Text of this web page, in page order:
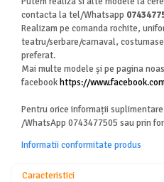
contacta la tel/Whatsapp
Realizam pe comanda rochite,
teatru/serbare/carnaval,
preferat.
Mai multe modele și pe pagina
facebook https://
Pentru orice informații
/WhatsApp 0743477505 sau prin
Informatii conformitate produs
Caracteristici